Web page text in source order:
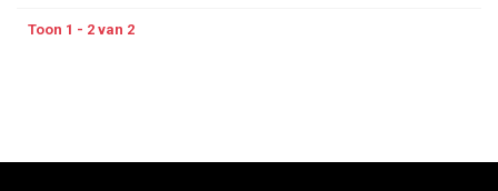
Toon 1 - 2 van 2